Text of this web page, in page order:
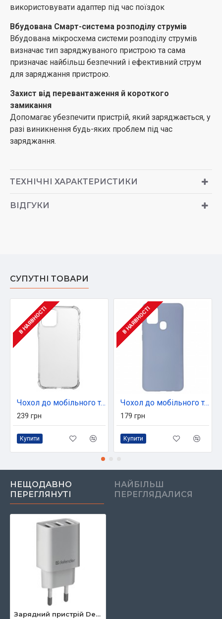
використовувати адаптер під час поїздок
Вбудована Смарт-система розподілу струмів
Вбудована мікросхема системи розподілу струмів
визначає тип заряджуваного пристрою та сама
призначає найбільш безпечний і ефективний струм
для заряджання пристрою.
Захист від перевантаження й короткого
замикання
Допомагає убезпечити пристрій, який заряджається, у
разі виникнення будь-яких проблем під час
заряджання.
ТЕХНІЧНІ ХАРАКТЕРИСТИКИ
ВІДГУКИ
СУПУТНІ ТОВАРИ
В НАЯВНОСТІ
Чохол до мобільного телефона Armorstandart Air Force для Apple iPhone 11 Pro Transparent (ARM55569)
239 грн
Купити
В НАЯВНОСТІ
Чохол до мобільного телефона Armorstandart ICON Case Samsung A21s Blue (ARM56336)
179 грн
Купити
НЕЩОДАВНО
ПЕРЕГЛЯНУТІ
НАЙБІЛЬШ
ПЕРЕГЛЯДАЛИСЯ
Зарядний пристрій Defender UPA-31 white, 3xUSB, 5V / 3.1A (83587)